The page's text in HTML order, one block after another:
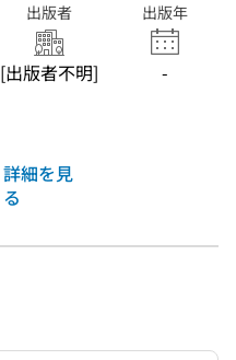
出版者
[出版者不明]
出版年
-
詳細を見
る